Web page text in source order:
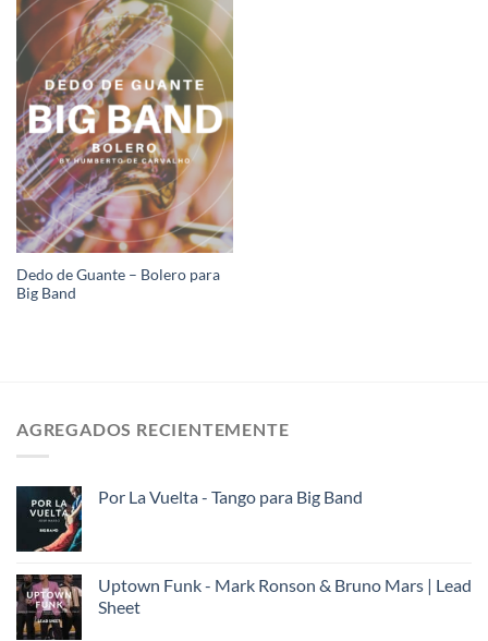
Dedo de Guante – Bolero para
Big Band
AGREGADOS RECIENTEMENTE
Por La Vuelta - Tango para Big Band
Uptown Funk - Mark Ronson & Bruno Mars | Lead
Sheet